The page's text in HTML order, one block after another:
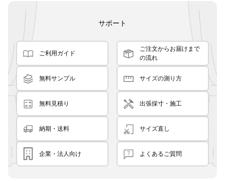
サポート
ご利用ガイド
ご注文からお届けまで
の流れ
無料サンプル サイズの測り方
無料見積り 出張採寸・施工
納期・送料 サイズ直し
企業・法人向け よくあるご質問